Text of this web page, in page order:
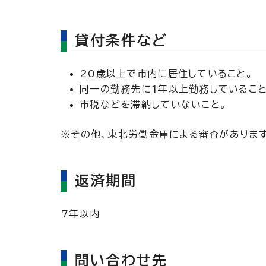
貸付条件など
20歳以上で市内に居住していること。
同一の勤務先に1年以上勤務していること
市税などを滞納していないこと。
※その他、東北労働金庫による審査がありま
返済期間
7年以内
問い合わせ先